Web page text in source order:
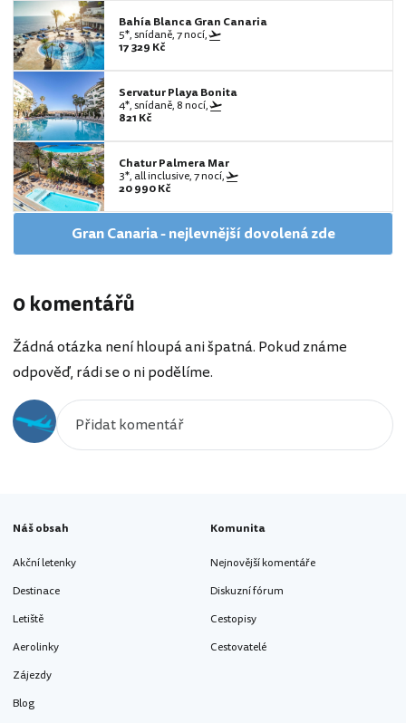
Bahía Blanca Gran Canaria
5*, snídaně, 7 nocí,
17 329 Kč
Servatur Playa Bonita
4*, snídaně, 8 nocí,
821 Kč
Chatur Palmera Mar
3*, all inclusive, 7 nocí,
20 990 Kč
Gran Canaria - nejlevnější dovolená zde
0 komentářů
Žádná otázka není hloupá ani špatná. Pokud známe
odpověď, rádi se o ni podělíme.
Náš obsah
Akční letenky
Destinace
Letiště
Aerolinky
Zájezdy
Blog
Komunita
Nejnovější komentáře
Diskuzní fórum
Cestopisy
Cestovatelé